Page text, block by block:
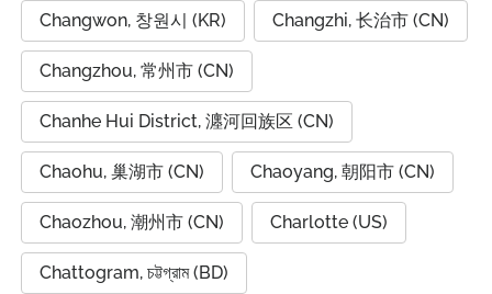
Changwon, 창원시 (KR) Changzhi, 长治市 (CN)
Changzhou, 常州市 (CN)
Chanhe Hui District, 瀍河回族区 (CN)
Chaohu, 巢湖市 (CN) Chaoyang, 朝阳市 (CN)
Chaozhou, 潮州市 (CN) Charlotte (US)
Chattogram, চট্টগ্রাম (BD)